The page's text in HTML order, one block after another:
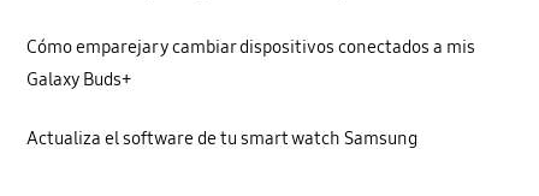
Cómo emparejar y cambiar dispositivos conectados a mis
Galaxy Buds+
Actualiza el software de tu smart watch Samsung